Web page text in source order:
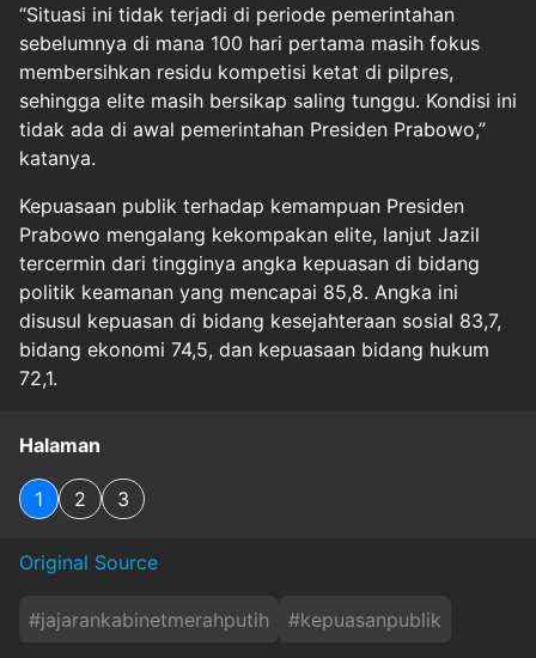
“Situasi ini tidak terjadi di periode pemerintahan
sebelumnya di mana 100 hari pertama masih fokus
membersihkan residu kompetisi ketat di pilpres,
sehingga elite masih bersikap saling tunggu. Kondisi ini
tidak ada di awal pemerintahan Presiden Prabowo,”
katanya.
Kepuasaan publik terhadap kemampuan Presiden
Prabowo mengalang kekompakan elite, lanjut Jazil
tercermin dari tingginya angka kepuasan di bidang
politik keamanan yang mencapai 85,8. Angka ini
disusul kepuasan di bidang kesejahteraan sosial 83,7,
bidang ekonomi 74,5, dan kepuasaan bidang hukum
72,1.
Halaman
1 2 3
Original Source
#jajarankabinetmerahputih #kepuasanpublik